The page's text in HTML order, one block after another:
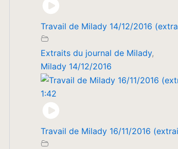
Travail de Milady 14/12/2016
Extraits du journal de Milady,
Milady 14/12/2016
1:42
Travail de Milady 16/11/2016